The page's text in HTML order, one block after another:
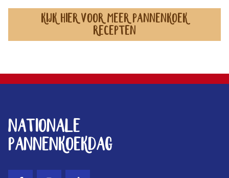
Kijk hier voor meer pannenkoek
recepten
Nationale
Pannenkoekdag